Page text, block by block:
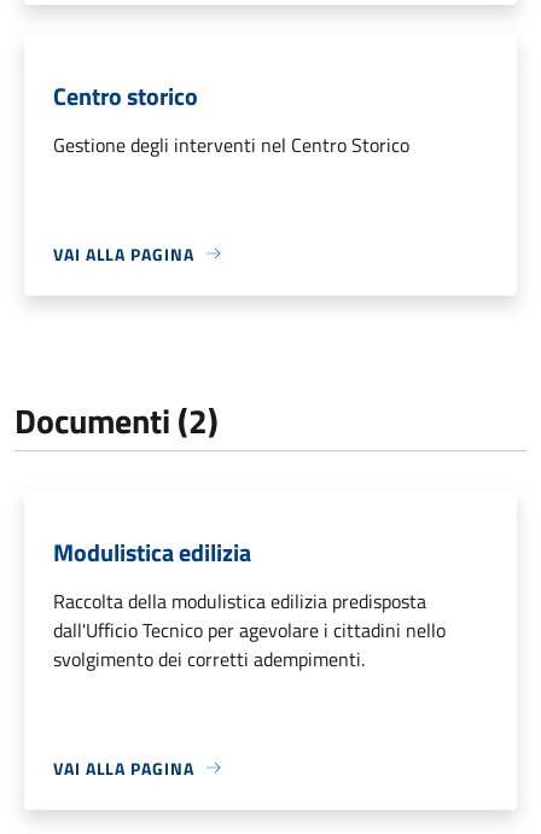
Centro storico
Gestione degli interventi nel Centro Storico
VAI ALLA PAGINA
Documenti (2)
Modulistica edilizia
Raccolta della modulistica edilizia predisposta
dall'Ufficio Tecnico per agevolare i cittadini nello
svolgimento dei corretti adempimenti.
VAI ALLA PAGINA